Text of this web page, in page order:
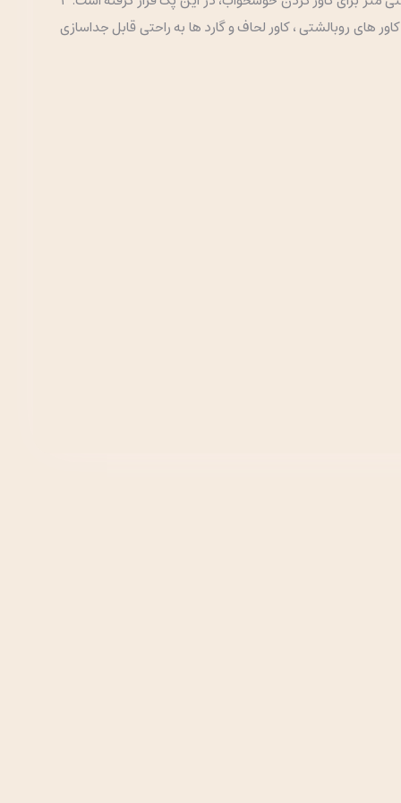
45*80 سانتی متر، از کودک شما محافظت میکند. کاور های روبالشتی ، کاور لحاف و گارد ها به راحتی قابل جداسازی